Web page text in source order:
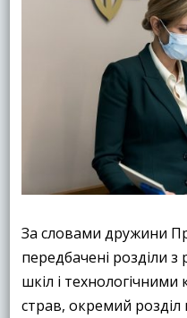
За словами дружини
передбачені розділи
шкіл і
страв, окремий розділ